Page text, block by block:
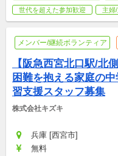
世代を超えた参加歓迎
主婦
メンバー/継続ボランティア
【阪急西宮北口駅/北
困難を抱える家庭の
習支援スタッフ募集
株式会社キズキ
兵庫 [西宮市]
無料